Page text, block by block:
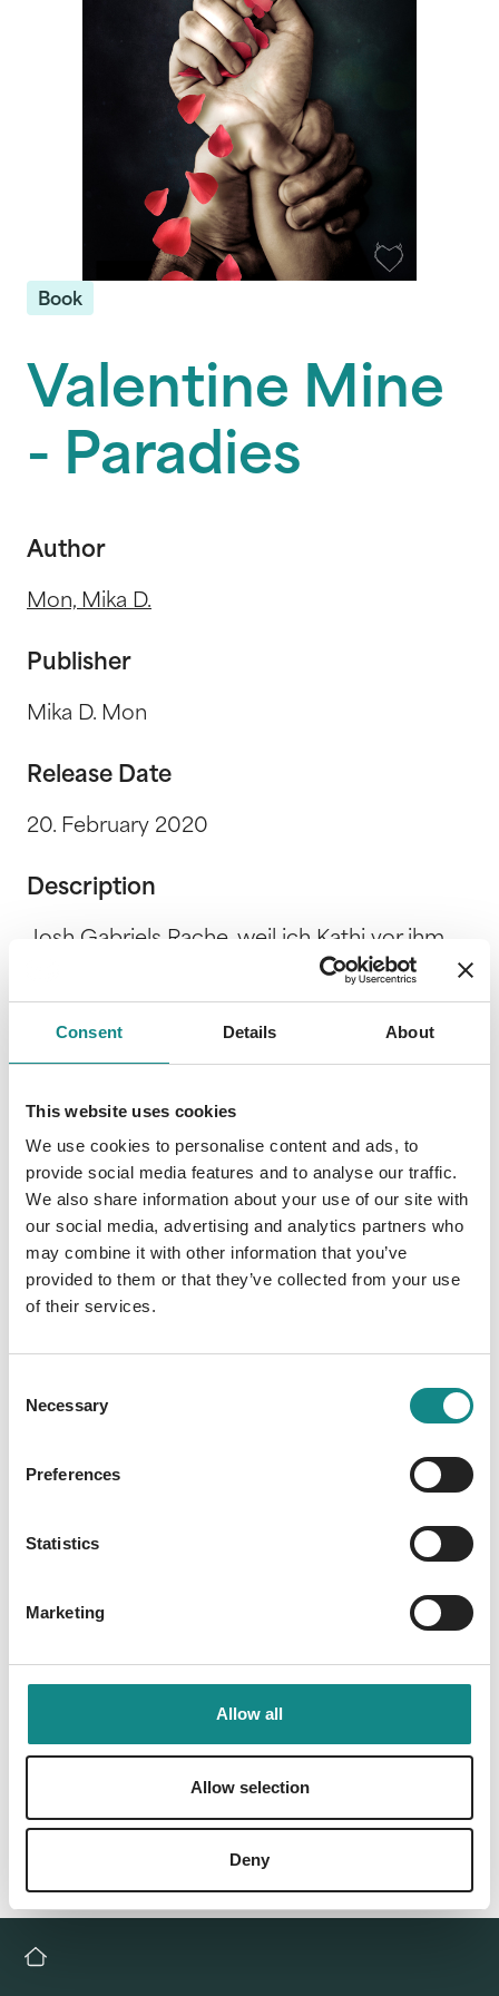
Consent Details About
This website uses cookies
We use cookies to personalise content and ads, to
provide social media features and to analyse our traffic.
We also share information about your use of our site with
our social media, advertising and analytics partners who
may combine it with other information that you’ve
provided to them or that they’ve collected from your use
of their services.
Selection
Necessary
Preferences
Statistics
Marketing
Allow all
Allow selection
Deny
Book
Valentine Mine
- Paradies
Author
Mon, Mika D.
Publisher
Mika D. Mon
Release Date
20. February 2020
Description
Josh Gabriels Rache, weil ich Kathi vor ihm
gerettet habe, hat meine Welt in tausend
Scherben zerbrechen lassen. Ich kann das
nicht mehr. Es tut mir leid Kathi, aber ich
es um deine Rückkehr geht, Gabriel, aber was
du Josh angetan hast, kann ich dir nicht
verzeihen. Du glaubst, du könntest mich
besitzen, doch das kannst du nicht. Niemals!
Gabriel Oh Joshua, mein Freund, ich habe nur
die Bombe entzündet, die du selbst vor
langer Zeit gelegt hast. Und du, Katharina, du
hast ja keine Ahnung, was ich alles kann
Back to overview